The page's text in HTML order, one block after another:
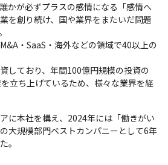
かが必ずプラスの感情になる「感情へ
を創り続け、国や業界をまたいだ問題
・SaaS・海外などの領域で40以上の
しており、年間100億円規模の投資の
立ち上げているため、様々な業界を経
に本社を構え、2024年には「働きがい
大規模部門ベストカンパニーとして6年
。